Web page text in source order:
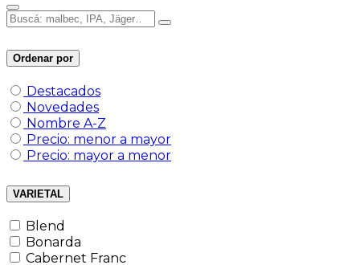
Ordenar por
Destacados
Novedades
Nombre A-Z
Precio: menor a mayor
Precio: mayor a menor
VARIETAL
Blend
Bonarda
Cabernet Franc